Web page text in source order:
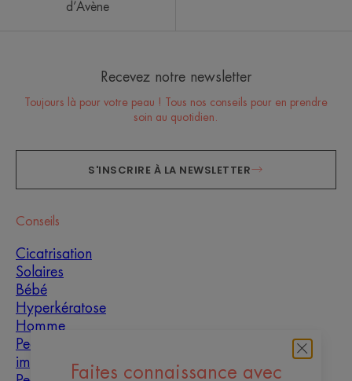
Faites connaissance avec
d’Avène
Recevez notre newsletter
Toujours là pour votre peau ! Tous nos conseils pour en prendre
soin au quotidien.
S'INSCRIRE À LA NEWSLETTER
Conseils
Cicatrisation
Solaires
Bébé
Hyperkératose
Homme
Peaux grasses à
imperfections